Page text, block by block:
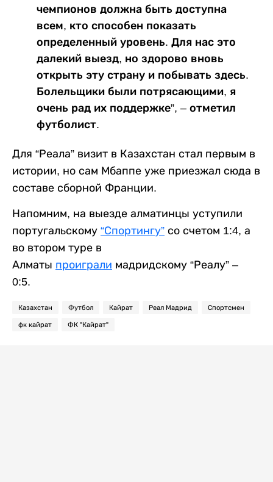
чемпионов должна быть доступна
всем, кто способен показать
определенный уровень. Для нас это
далекий выезд, но здорово вновь
открыть эту страну и побывать здесь.
Болельщики были потрясающими, я
очень рад их поддержке”, – отметил
футболист.
Для “Реала” визит в Казахстан стал первым в
истории, но сам Мбаппе уже приезжал сюда в
составе сборной Франции.
Напомним, на выезде алматинцы уступили
португальскому “Спортингу” со счетом 1:4, а
во втором туре в
Алматы проиграли мадридскому “Реалу” –
0:5.
Казахстан Футбол Кайрат Реал Мадрид Спортсмен
фк кайрат ФК "Кайрат"